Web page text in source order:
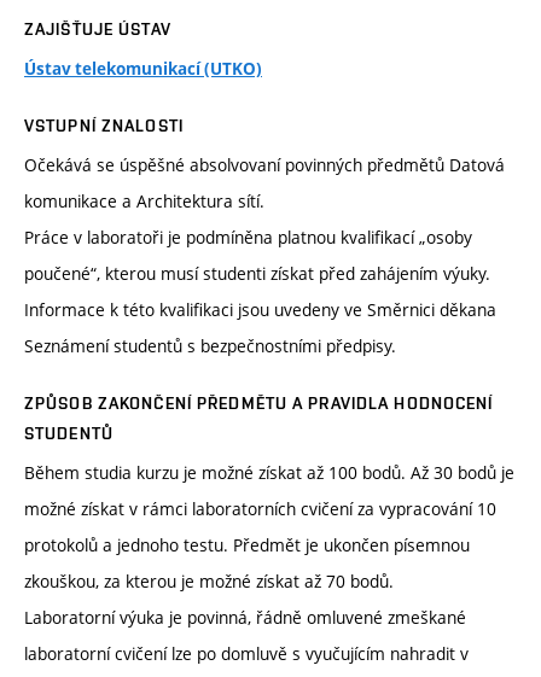
ZAJIŠŤUJE ÚSTAV
Ústav telekomunikací (UTKO)
VSTUPNÍ ZNALOSTI
Očekává se úspěšné absolvovaní povinných předmětů Datová
komunikace a Architektura sítí.
Práce v laboratoři je podmíněna platnou kvalifikací „osoby
poučené“, kterou musí studenti získat před zahájením výuky.
Informace k této kvalifikaci jsou uvedeny ve Směrnici děkana
Seznámení studentů s bezpečnostními předpisy.
ZPŮSOB ZAKONČENÍ PŘEDMĚTU A PRAVIDLA HODNOCENÍ
STUDENTŮ
Během studia kurzu je možné získat až 100 bodů. Až 30 bodů je
možné získat v rámci laboratorních cvičení za vypracování 10
protokolů a jednoho testu. Předmět je ukončen písemnou
zkouškou, za kterou je možné získat až 70 bodů.
Laboratorní výuka je povinná, řádně omluvené zmeškané
laboratorní cvičení lze po domluvě s vyučujícím nahradit v